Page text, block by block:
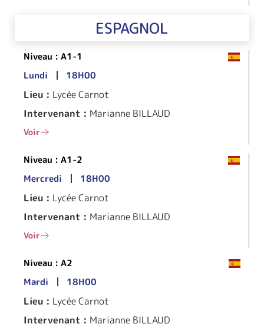
ESPAGNOL
Niveau : A1-1
Lundi
18H00
Lieu : Lycée Carnot
Intervenant : Marianne BILLAUD
Voir
Niveau : A1-2
Mercredi
18H00
Lieu : Lycée Carnot
Intervenant : Marianne BILLAUD
Voir
Niveau : A2
Mardi
18H00
Lieu : Lycée Carnot
Intervenant : Marianne BILLAUD